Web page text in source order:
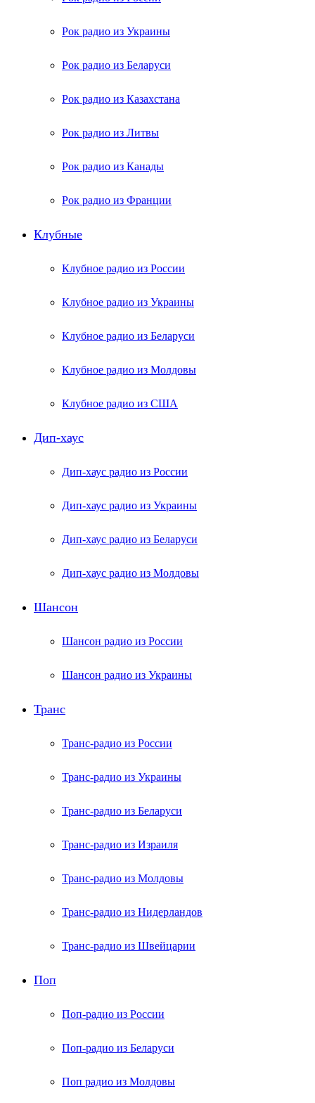
Рок радио из Украины
Рок радио из Беларуси
Рок радио из Казахстана
Рок радио из Литвы
Рок радио из Канады
Рок радио из Франции
Клубные
Клубное радио из России
Клубное радио из Украины
Клубное радио из Беларуси
Клубное радио из Молдовы
Клубное радио из США
Дип-хаус
Дип-хаус радио из России
Дип-хаус радио из Украины
Дип-хаус радио из Беларуси
Дип-хаус радио из Молдовы
Шансон
Шансон радио из России
Шансон радио из Украины
Транс
Транс-радио из России
Транс-радио из Украины
Транс-радио из Беларуси
Транс-радио из Израиля
Транс-радио из Молдовы
Транс-радио из Нидерландов
Транс-радио из Швейцарии
Поп
Поп-радио из России
Поп-радио из Беларуси
Поп радио из Молдовы